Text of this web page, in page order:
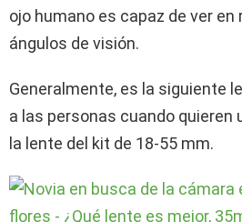
ojo humano es capaz de ver en
ángulos de visión.
Generalmente, es la siguiente
a las personas cuando quieren
la lente del kit de 18-55 mm.